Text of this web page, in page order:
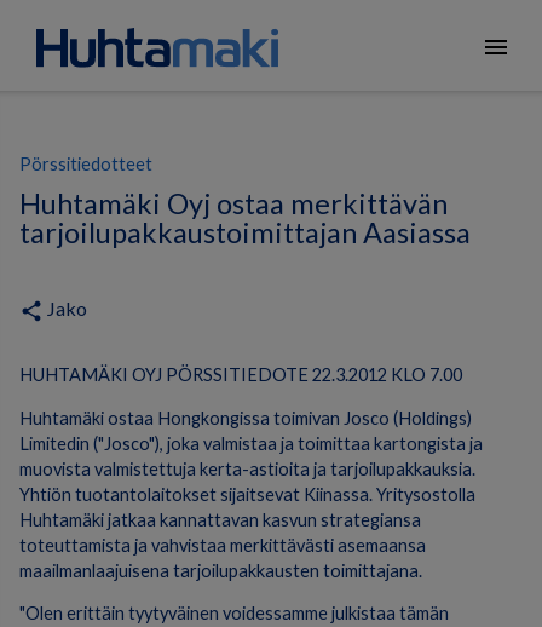
menu
Pörssitiedotteet
Huhtamäki Oyj ostaa merkittävän
tarjoilupakkaustoimittajan Aasiassa
share Jako
HUHTAMÄKI OYJ PÖRSSITIEDOTE 22.3.2012 KLO 7.00
Huhtamäki ostaa Hongkongissa toimivan Josco (Holdings)
Limitedin ("Josco"), joka valmistaa ja toimittaa kartongista ja
muovista valmistettuja kerta-astioita ja tarjoilupakkauksia.
Yhtiön tuotantolaitokset sijaitsevat Kiinassa. Yritysostolla
Huhtamäki jatkaa kannattavan kasvun strategiansa
toteuttamista ja vahvistaa merkittävästi asemaansa
maailmanlaajuisena tarjoilupakkausten toimittajana.
"Olen erittäin tyytyväinen voidessamme julkistaa tämän